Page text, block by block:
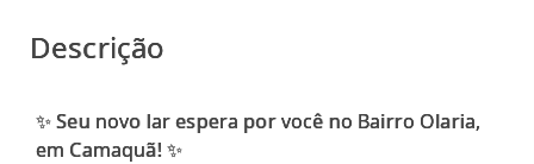
Descrição
✨ Seu novo lar espera por você no Bairro Olaria,
em Camaquã! ✨